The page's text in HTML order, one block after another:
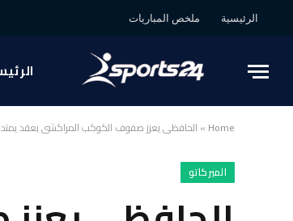
الرئيسية ملخص المباريات
Home
» الحافظي يعزز صفوف الكوكب المراكشي بعقد يمتد إلى
الميركاتو